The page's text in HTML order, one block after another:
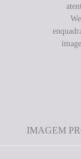
IMAGEM